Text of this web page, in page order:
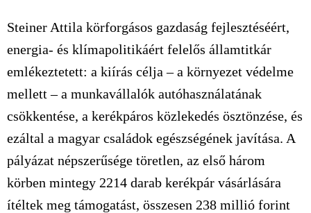
Steiner Attila körforgásos gazdaság fejlesztéséért,
energia- és klímapolitikáért felelős államtitkár
emlékeztetett: a kiírás célja – a környezet védelme
mellett – a munkavállalók autóhasználatának
csökkentése, a kerékpáros közlekedés ösztönzése, és
ezáltal a magyar családok egészségének javítása. A
pályázat népszerűsége töretlen, az első három
körben mintegy 2214 darab kerékpár vásárlására
ítéltek meg támogatást, összesen 238 millió forint